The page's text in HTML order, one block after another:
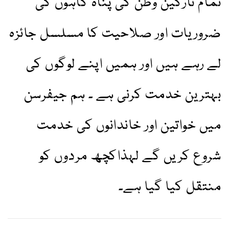
ضروریات اور صلاحیت کا مسلسل جائزہ
لے رہے ہیں اور ہمیں اپنے لوگوں کی
بہترین خدمت کرنی ہے ۔ ہم جیفرسن
میں خواتین اور خاندانوں کی خدمت
شروع کریں گے لہذاکچھ مردوں کو
منتقل کیا گیا ہے۔